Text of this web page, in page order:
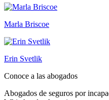
Marla Briscoe
Erin Svetlik
Conoce a las abogados
Abogados de seguros por